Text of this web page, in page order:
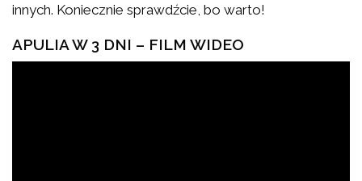
innych. Koniecznie sprawdźcie, bo warto!
APULIA W 3 DNI – FILM WIDEO